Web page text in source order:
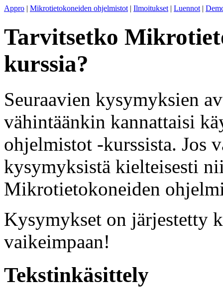
Appro | Mikrotietokoneiden ohjelmistot | Ilmoitukset | Luennot |
Tarvitsetko
kurssia?
Seuraavien kysymyksien
vähintäänkin kannattaisi
ohjelmistot -kurssista. Jos
kysymyksistä kielteisesti
Mikrotietokoneiden
Kysymykset on järjestetty
vaikeimpaan!
Tekstinkäsittely